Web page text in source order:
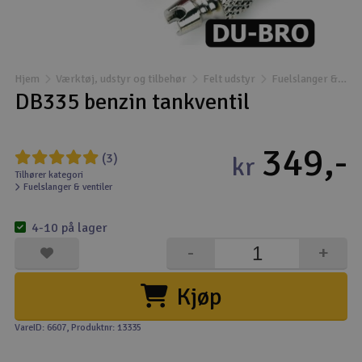
Droner til FPV
Fly
Helikopter
Kameraudstyr
Modelbygg og byggesæt
Modeljernbane
Motor & tilbehør
Hjem Værktøj, udstyr og tilbehør Felt udstyr Fuelslanger & ventiler
DB335 benzin tankventil
(3)
Tilhører kategori
Fuelslanger & ventiler
kr 349,-
Kjøp
+
-
4-10 på lager
VareID: 6607, Produktnr: 13335